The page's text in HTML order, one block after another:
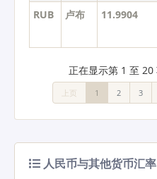
RUB 卢布 11.9904
正在显示第 1 至
上页 1 2 3
人民币与其他货币汇率